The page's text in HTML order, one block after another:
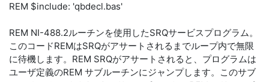
REM $include: 'qbdecl.bas'
REM NI-488.2ルーチンを使用したSRQサービスプログラム。
このコードREMはSRQがアサートされるまでループ内で無限
に待機します。REM SRQがアサートされると、プログラムは
ユーザ定義のREM サブルーチンにジャンプします。このサブ